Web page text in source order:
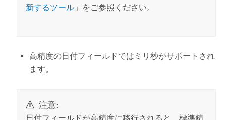
新するツール 」をご参照ください。
高精度の日付フィールドではミリ秒がサポートされ
ます。
注意: